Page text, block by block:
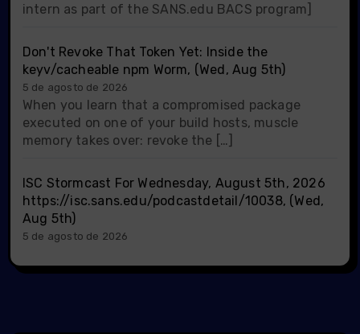
intern as part of the SANS.edu BACS program]
Don't Revoke That Token Yet: Inside the
keyv/cacheable npm Worm, (Wed, Aug 5th)
5 de agosto de 2026
When you learn that a compromised package
executed on one of your build hosts, muscle
memory takes over: revoke the […]
ISC Stormcast For Wednesday, August 5th, 2026
https://isc.sans.edu/podcastdetail/10038, (Wed,
Aug 5th)
5 de agosto de 2026